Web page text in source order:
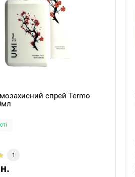
спрей Termo
1